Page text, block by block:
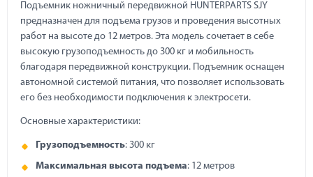
Подъемник ножничный передвижной HUNTERPARTS SJY
предназначен для подъема грузов и проведения высотных
работ на высоте до 12 метров. Эта модель сочетает в себе
высокую грузоподъемность до 300 кг и мобильность
благодаря передвижной конструкции. Подъемник оснащен
автономной системой питания, что позволяет использовать
его без необходимости подключения к электросети.
Основные характеристики:
Грузоподъемность: 300 кг
Максимальная высота подъема: 12 метров